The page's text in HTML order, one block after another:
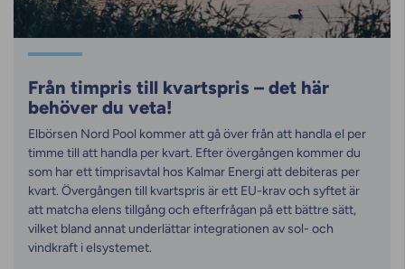
Från timpris till kvartspris – det här
behöver du veta!
Elbörsen Nord Pool kommer att gå över från att handla el per
timme till att handla per kvart. Efter övergången kommer du
som har ett timprisavtal hos Kalmar Energi att debiteras per
kvart. Övergången till kvartspris är ett EU-krav och syftet är
att matcha elens tillgång och efterfrågan på ett bättre sätt,
vilket bland annat underlättar integrationen av sol- och
vindkraft i elsystemet.